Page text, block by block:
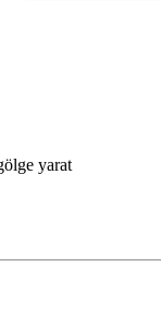
yarat